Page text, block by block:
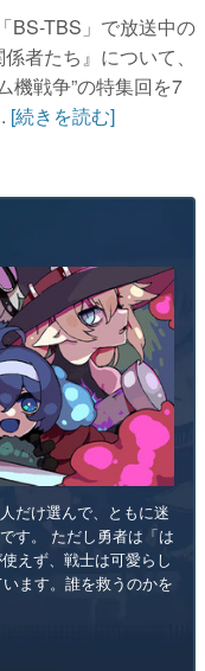
BS-TBS」で放送中の
者たち』について、
機戦争”の特集回を7
[続きを読む]
だけ選んで、ともに迷
す。 ただし勇者は「は
えず、戦士は可愛らし
ます。誰を救うのかを